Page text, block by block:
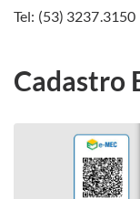
Tel: (53) 3237.3150
Cadastro